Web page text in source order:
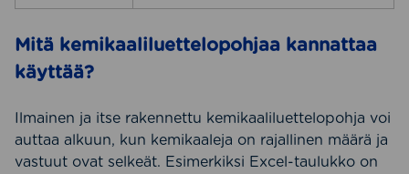
Mitä kemikaaliluettelopohjaa kannattaa
käyttää?
Ilmainen ja itse rakennettu kemikaaliluettelopohja voi
auttaa alkuun, kun kemikaaleja on rajallinen määrä ja
vastuut ovat selkeät. Esimerkiksi Excel-taulukko on